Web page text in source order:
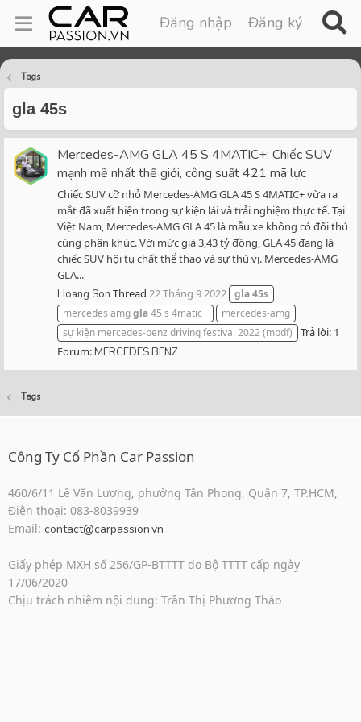
Đăng nhập Đăng ký
Tags
gla 45s
Mercedes-AMG GLA 45 S 4MATIC+: Chiếc SUV
mạnh mẽ nhất thế giới, công suất 421 mã lực
Chiếc SUV cỡ nhỏ Mercedes-AMG GLA 45 S 4MATIC+ vừa ra
mắt đã xuất hiện trong sự kiện lái và trải nghiệm thực tế. Tại
Việt Nam, Mercedes-AMG GLA 45 là mẫu xe không có đối thủ
cùng phân khúc. Với mức giá 3,43 tỷ đồng, GLA 45 đang là
chiếc SUV hội tụ chất thể thao và sự thú vị. Mercedes-AMG
GLA...
Hoang Son Thread 22 Tháng 9 2022 gla45s
mercedes amggla45 s 4matic+
mercedes-amg
sự kiện mercedes-benz driving festival 2022 (mbdf)
Trả lời: 1
Forum:MERCEDES BENZ
Tags
Công Ty Cổ Phần Car Passion
460/6/11 Lê Văn Lương, phường Tân Phong, Quận 7, TP.HCM,
Điện thoại: 083-8039939
Email: contact@carpassion.vn
Giấy phép MXH số 256/GP-BTTTT do Bộ TTTT cấp ngày
17/06/2020
Chịu trách nhiệm nội dung: Trần Thị Phương Thảo